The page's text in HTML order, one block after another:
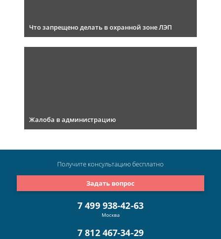
Что запрещено делать в охранной зоне ЛЭП
Жалоба в администрацию
7 499 938-42-63
Москва
7 812 467-34-29
Задать вопрос
Получите консультациюбесплатно